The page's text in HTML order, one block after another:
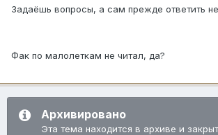
Задаёшь вопросы, а сам прежде ответить
Фак по малолеткам не читал, да?
Архивировано
Эта тема находится в архиве и